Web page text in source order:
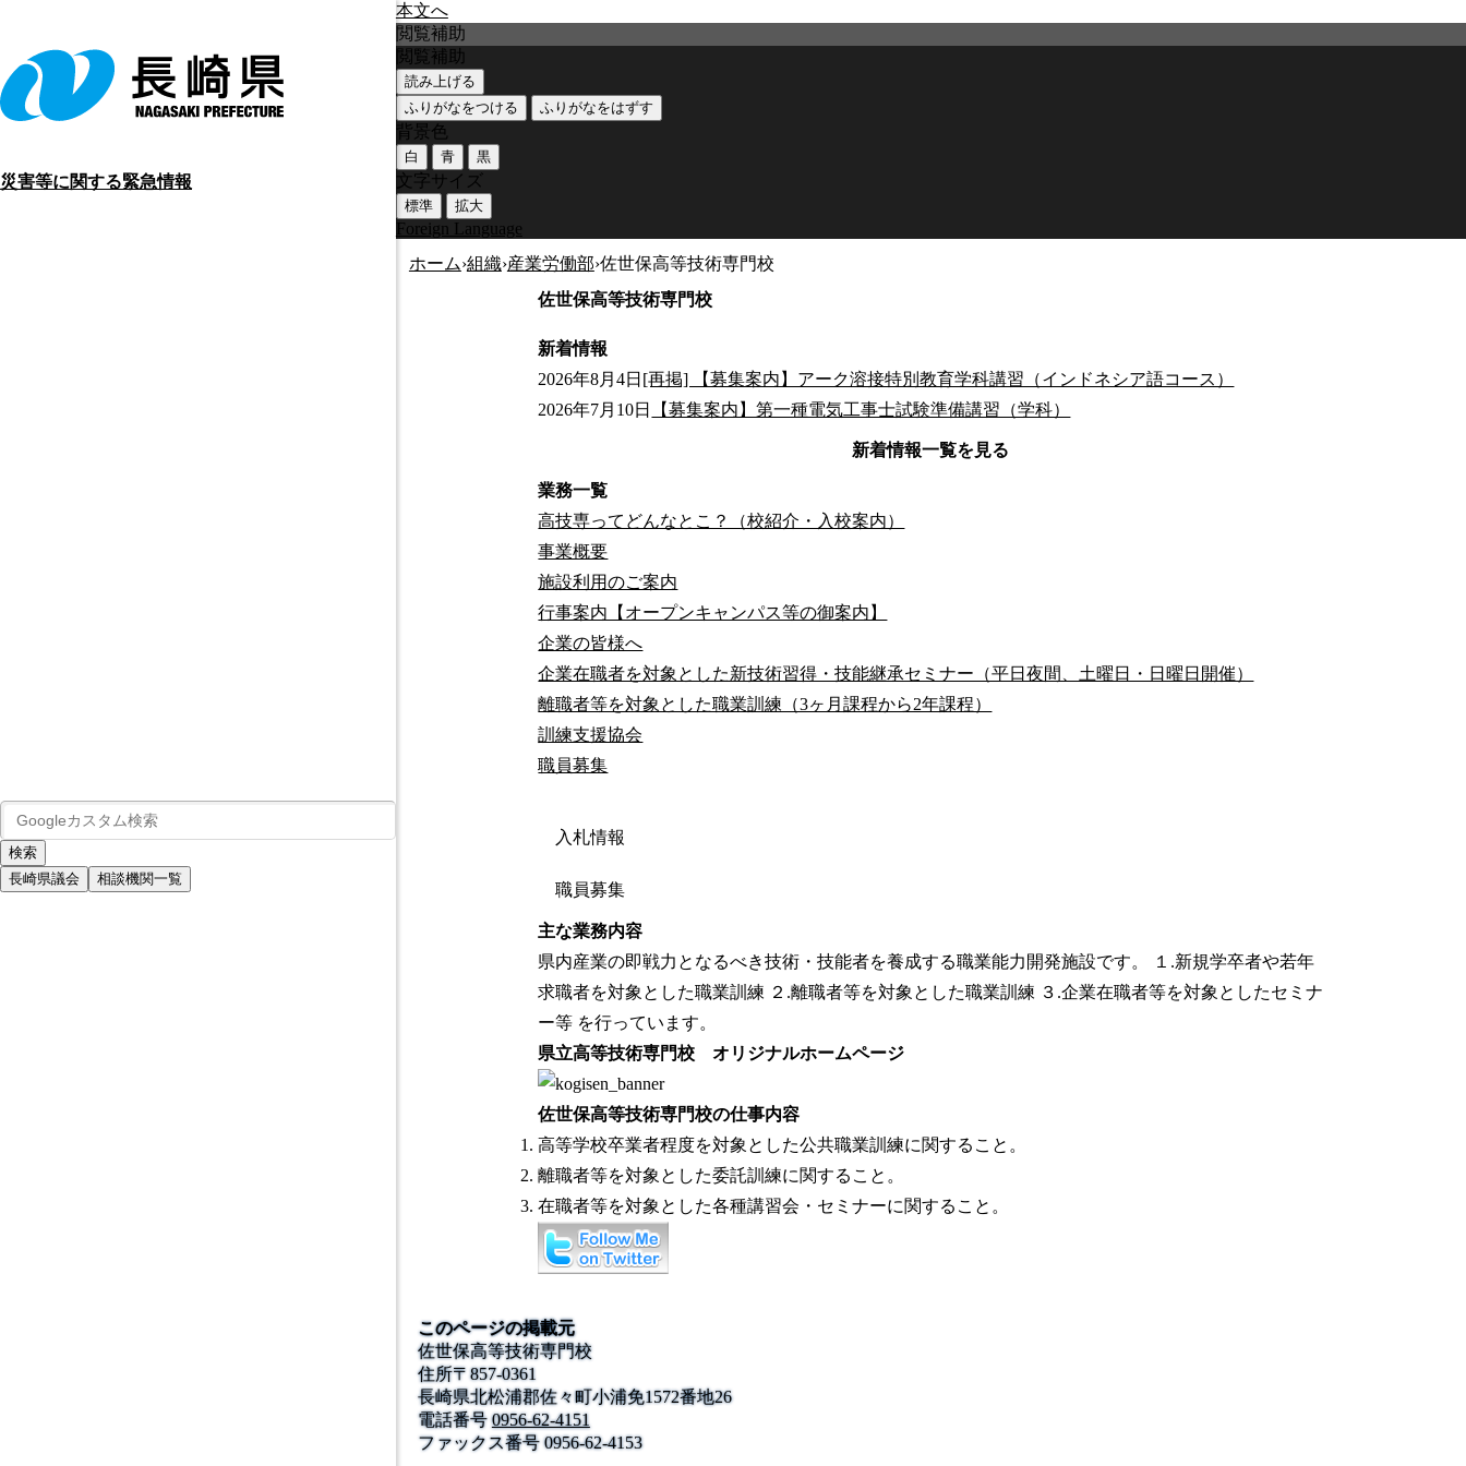
本文へ
災害等に関する緊急情報
長崎県議会 相談機関一覧
閲覧補助
閲覧補助
読み上げる
ふりがなをつける
ふりがなをはずす
背景色
白 青 黒
文字サイズ
標準 拡大
Foreign Language
ホーム›組織›産業労働部›佐世保高等技術専門校
佐世保高等技術専門校
新着情報
2026年8月4日 [再掲] 【募集案内】アーク溶接特別教育学科講習（インドネシア語コース）
2026年7月10日
【募集案内】第一種電気工事士試験準備講習（学科）
新着情報一覧を見る
業務一覧
高技専ってどんなとこ？（校紹介・入校案内）
事業概要
施設利用のご案内
行事案内【オープンキャンパス等の御案内】
企業の皆様へ
企業在職者を対象とした新技術習得・技能継承セミナー（平日夜間、土曜日・日曜日開催）
離職者等を対象とした職業訓練（3ヶ月課程から2年課程）
訓練支援協会
職員募集
入札情報
職員募集
主な業務内容
県内産業の即戦力となるべき技術・技能者を養成する職業能力開発施設です。 １.新規学卒者や若年
求職者を対象とした職業訓練 ２.離職者等を対象とした職業訓練 ３.企業在職者等を対象としたセミナ
ー等 を行っています。
県立高等技術専門校 オリジナルホームページ
佐世保高等技術専門校の仕事内容
高等学校卒業者程度を対象とした公共職業訓練に関すること。
離職者等を対象とした委託訓練に関すること。
在職者等を対象とした各種講習会・セミナーに関すること。
このページの掲載元
佐世保高等技術専門校
住所〒857-0361
長崎県北松浦郡佐々町小浦免1572番地26
電話番号 0956-62-4151
ファックス番号0956-62-4153
公式SNS